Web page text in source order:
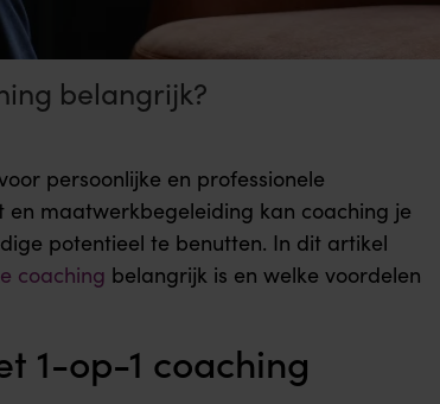
belangrijk?
persoonlijke en professionele
maatwerkbegeleiding kan coaching je
potentieel te benutten. In dit artikel
coaching belangrijk is en welke voordelen
1-op-1 coaching